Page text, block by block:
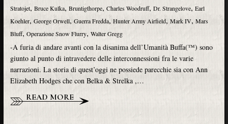
Stratojet, Bruce Kulka, Bruntigthorpe, Charles Woodruff, Dr. Strangelove, Earl
Koehler, George Orwell, Guerra Fredda, Hunter Army Airfield, Mark IV, Mars
Bluff, Operazione Snow Flurry, Walter Gregg
-A furia di andare avanti con la disanima dell’Umanità Buffa(™) sono
giunto al punto di intravedere delle interconnessioni fra le varie
narrazioni. La storia di quest’oggi ne possiede parecchie sia con Ann
Elizabeth Hodges che con Belka & Strelka ,…
READ MORE